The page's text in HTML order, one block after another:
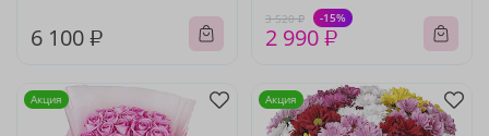
6 100 ₽
3 520 ₽ -15%
2 990 ₽
Акция Акция